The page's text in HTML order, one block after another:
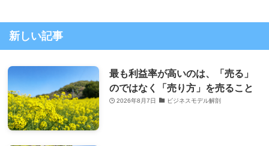
新しい記事
最も利益率が高いのは、「売る」
のではなく「売り方」を売ること
2026年8月7日 ビジネスモデル解剖